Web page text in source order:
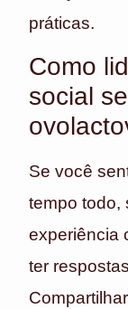
práticas.
Como
social
Se você
tempo todo,
experiência
ter